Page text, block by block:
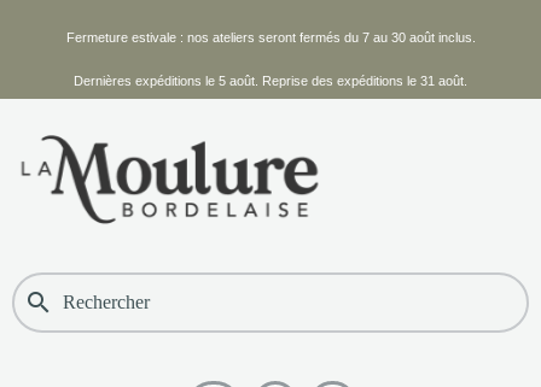
Fermeture estivale : nos ateliers seront fermés du 7 au 30 août inclus.
Dernières expéditions le 5 août. Reprise des expéditions le 31 août.
search